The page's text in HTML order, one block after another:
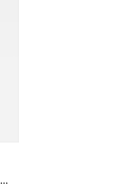
Jules Lavalle : At The Origins